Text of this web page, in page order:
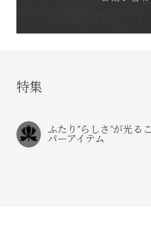
特集
ふたり”らしさ”が光る
パーアイテム